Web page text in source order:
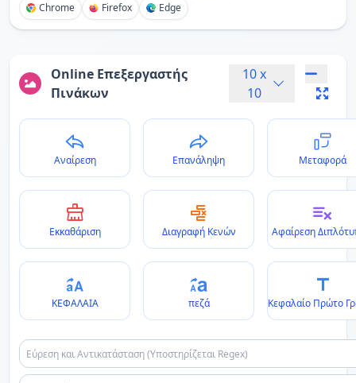
Chrome Firefox Edge
Online Επεξεργαστής
Πινάκων
10x
10
Αναίρεση Επανάληψη Μεταφορά
Εκκαθάριση Διαγραφή Κενών Αφαίρεση
ΚΕΦΑΛΑΙΑ πεζά Κεφαλαίο Πρώτο